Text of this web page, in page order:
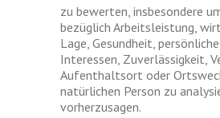
zu bewerten, insbesondere
bezüglich Arbeitsleistung,
Lage, Gesundheit,
Interessen, Zuverlässigkeit,
Aufenthaltsort oder
natürlichen Person zu
vorherzusagen.